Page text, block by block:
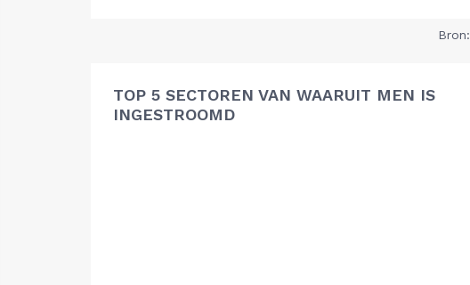
Bron:
TOP 5 SECTOREN VAN WAARUIT MEN IS
INGESTROOMD